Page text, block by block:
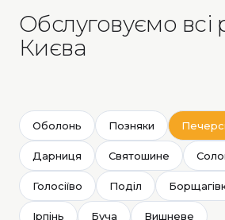
Обслуговуємо всі
Києва
Оболонь Позняки
Дарниця Святошине
Голосіїво Поділ
Ірпінь Буча Вишневе